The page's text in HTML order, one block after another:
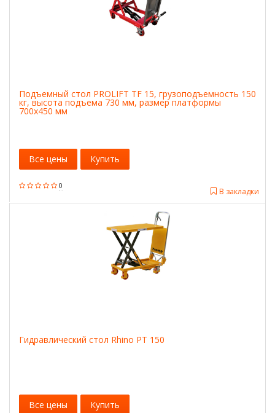
Подъемный стол PROLIFT TF 15, грузоподъемность 150
кг, высота подъема 730 мм, размер платформы
700x450 мм
0
В закладки
Все цены Купить
Гидравлический стол Rhino РТ 150
Все цены Купить